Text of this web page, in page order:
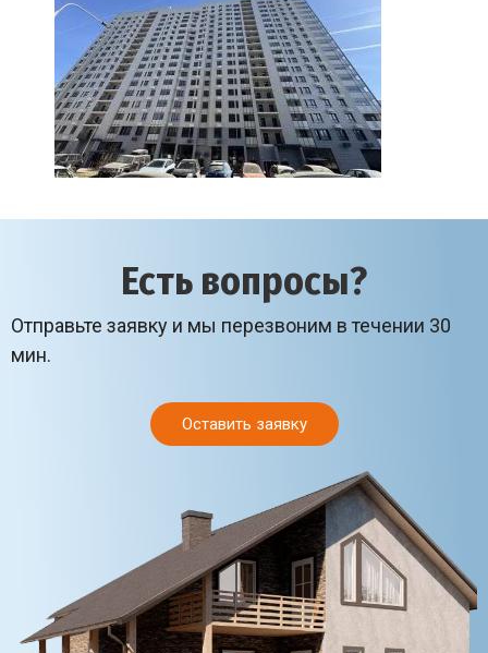
Есть вопросы?
Отправьте заявку и мы перезвоним в течении 30
мин.
Оставить заявку